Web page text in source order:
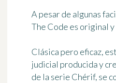
A pesar de algunas
The Code es original
Clásica pero eficaz,
judicial producida y
de la serie Chérif, se